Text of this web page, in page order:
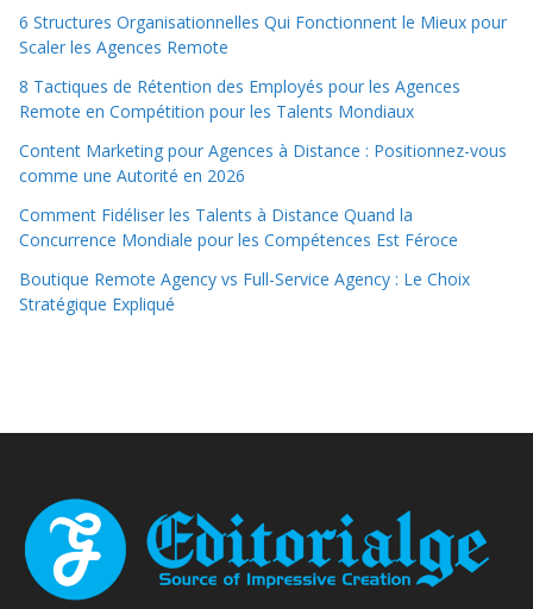
6 Structures Organisationnelles Qui Fonctionnent le Mieux pour
Scaler les Agences Remote
8 Tactiques de Rétention des Employés pour les Agences
Remote en Compétition pour les Talents Mondiaux
Content Marketing pour Agences à Distance : Positionnez-vous
comme une Autorité en 2026
Comment Fidéliser les Talents à Distance Quand la
Concurrence Mondiale pour les Compétences Est Féroce
Boutique Remote Agency vs Full-Service Agency : Le Choix
Stratégique Expliqué